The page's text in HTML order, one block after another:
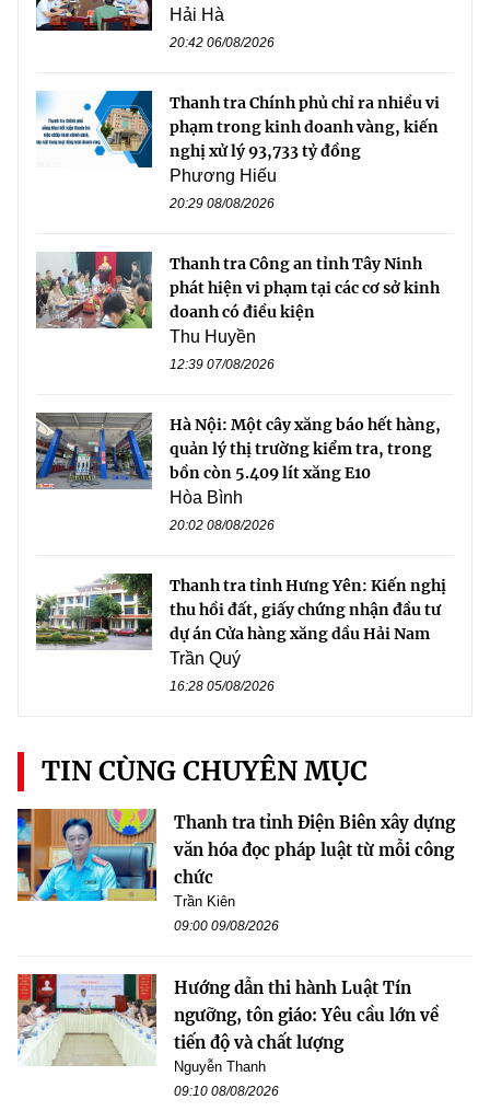
Hải Hà
20:42 06/08/2026
Thanh tra Chính phủ chỉ ra nhiều vi
phạm trong kinh doanh vàng, kiến
nghị xử lý 93,733 tỷ đồng
Phương Hiếu
20:29 08/08/2026
Thanh tra Công an tỉnh Tây Ninh
phát hiện vi phạm tại các cơ sở kinh
doanh có điều kiện
Thu Huyền
12:39 07/08/2026
Hà Nội: Một cây xăng báo hết hàng,
quản lý thị trường kiểm tra, trong
bồn còn 5.409 lít xăng E10
Hòa Bình
20:02 08/08/2026
Thanh tra tỉnh Hưng Yên: Kiến nghị
thu hồi đất, giấy chứng nhận đầu tư
dự án Cửa hàng xăng dầu Hải Nam
Trần Quý
16:28 05/08/2026
TIN CÙNG CHUYÊN MỤC
Thanh tra tỉnh Điện Biên xây dựng
văn hóa đọc pháp luật từ mỗi công
chức
Trần Kiên
09:00 09/08/2026
Hướng dẫn thi hành Luật Tín
ngưỡng, tôn giáo: Yêu cầu lớn về
tiến độ và chất lượng
Nguyễn Thanh
09:10 08/08/2026